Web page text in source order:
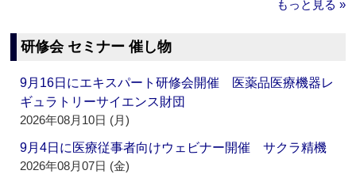
もっと見る »
研修会 セミナー 催し物
9月16日にエキスパート研修会開催 医薬品医療機器レ
ギュラトリーサイエンス財団
2026年08月10日 (月)
9月4日に医療従事者向けウェビナー開催 サクラ精機
2026年08月07日 (金)